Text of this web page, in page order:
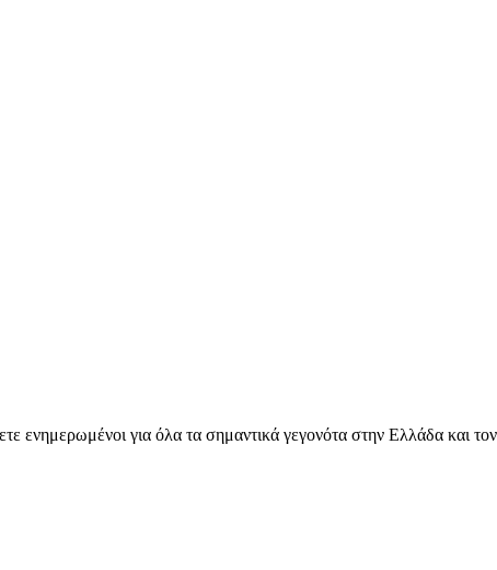
ενημερωμένοι για όλα τα σημαντικά γεγονότα στην Ελλάδα και